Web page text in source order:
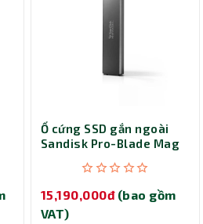
Ổ cứng SSD gắn ngoài
Sandisk Pro-Blade Mag
15,190,000đ (bao gồm
VAT)